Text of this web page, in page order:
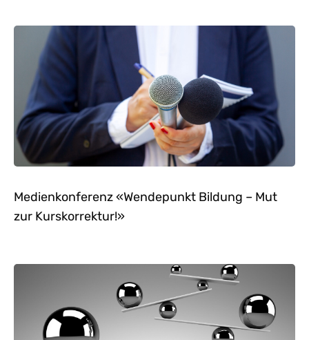
Medienkonferenz «Wendepunkt Bildung – Mut
zur Kurskorrektur!»